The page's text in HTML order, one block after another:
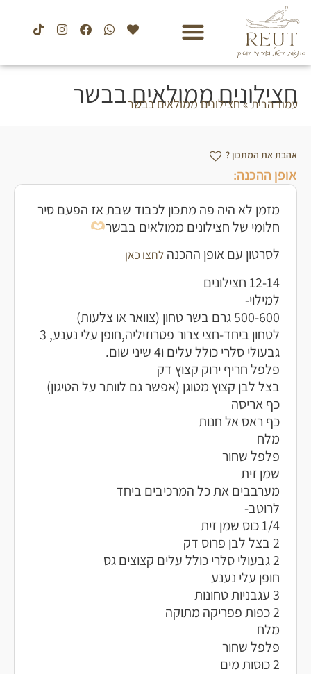
חצילונים ממולאים בבשר
עמוד הבית»חצילונים ממולאים בבשר
אהבת את המתכון ?
אופן ההכנה:
מזמן לא היה פה מתכון לכבוד שבת אז הפעם סיר
חלומי של חצילונים ממולאים בבשר
לסרטון עם אופן ההכנה לחצו כאן
12-14 חצילונים
למילוי-
500-600 גרם בשר טחון (צוואר או צלעות)
לטחון ביחד-חצי צרור פטרוזיליה,חופן עלי נענע, 3
גבעולי סלרי כולל עלים ו4 שיני שום.
פלפל חריף ירוק קצוץ דק
בצל לבן קצוץ מטוגן (אפשר גם לוותר על הטיגון)
כף אריסה
כף ראס אל חנות
מלח
פלפל שחור
שמן זית
מערבבים את כל המרכיבים ביחד
לרוטב-
1/4 כוס שמן זית
2 בצל לבן פרוס דק
2 גבעולי סלרי כולל עלים קצוצים גס
חופן עלי נענע
3 עגבניות טחונות
2 כפות פפריקה מתוקה
מלח
פלפל שחור
2 כוסות מים